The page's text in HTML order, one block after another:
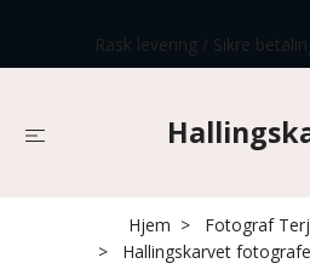
Rask levering / Sikre
Hjem
Fotograf
Hallingskarvet